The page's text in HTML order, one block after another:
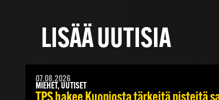
LISÄÄ UUTISIA
07.08.2026
MIEHET, UUTISET